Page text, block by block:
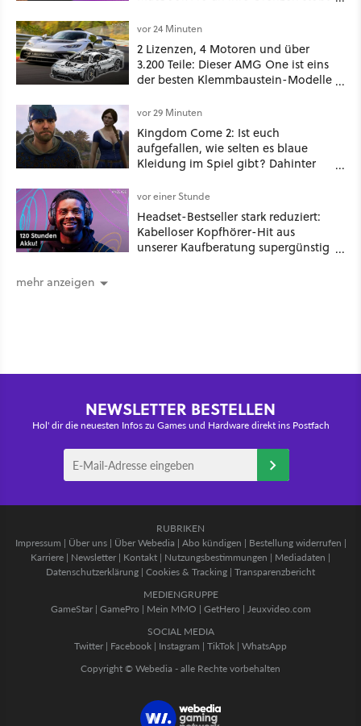
vor 24 Minuten
2 Lizenzen, 4 Motoren und über
3.200 Teile: Dieser AMG One ist eins
der besten Klemmbaustein-Modelle
vor 29 Minuten
Kingdom Come 2: Ist euch
aufgefallen, wie selten es blaue
Kleidung im Spiel gibt? Dahinter
vor einer Stunde
Headset-Bestseller stark reduziert:
Kabelloser Kopfhörer-Hit aus
unserer Kaufberatung supergünstig
mehr anzeigen
NEWSLETTER BESTELLEN
Hol' dir die neuesten Infos zu Games und Hardware direkt ins Postfach
RUBRIKEN
Impressum | Über uns| Über Webedia | Abo kündigen | Bestellung widerrufen |
Karriere | Newsletter | Kontakt | Nutzungsbestimmungen | Mediadaten |
Datenschutzerklärung | Cookies & Tracking | Transparenzbericht
MEDIENGRUPPE
GameStar| GamePro | Mein MMO | GetHero | Jeuxvideo.com
SOCIAL MEDIA
Twitter | Facebook | Instagram | TikTok | WhatsApp
Copyright © Webedia - alle Rechte vorbehalten